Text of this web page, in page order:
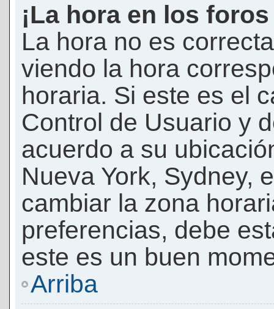
¡La hora en los
La hora no es
viendo la hora
horaria. Si este es el
Control de Usuario y
acuerdo a su
Nueva York, Sydney,
cambiar la zona
preferencias, debe
este es un buen
Arriba